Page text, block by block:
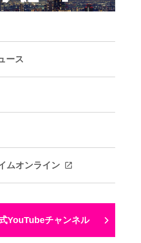
ース
ムオンライン
YouTubeチャンネル